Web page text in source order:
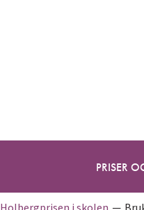
PRISER